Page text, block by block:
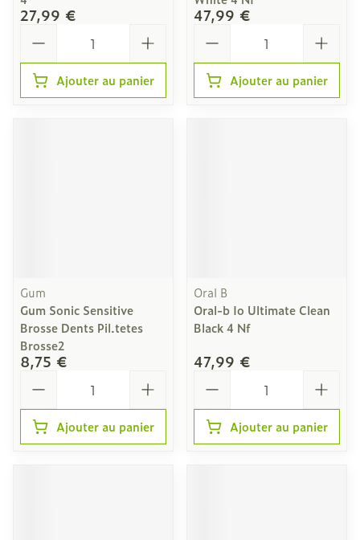
27,99 €
Ajouter au panier
47,99 €
Ajouter au panier
Gum
Gum Sonic Sensitive
Brosse Dents Pil.tetes
Brosse2
8,75 €
Ajouter au panier
Oral B
Oral-b Io Ultimate Clean
Black 4 Nf
47,99 €
Ajouter au panier